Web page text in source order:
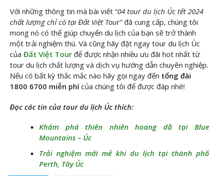
Với những thông tin mà bài viết “04 tour du lịch Úc tết 2024
chất lượng chỉ có tại Đất Việt Tour” đã cung cấp, chúng tôi
mong nó có thể giúp chuyến du lịch của bạn sẽ trở thành
một trải nghiệm thú. Và cũng hãy đặt ngay tour du lịch Úc
của Đất Việt Tour để được nhận nhiều ưu đãi hot nhất từ
tour du lịch chất lượng và dịch vụ hướng dẫn chuyên nghiệp.
Nếu có bất kỳ thắc mắc nào hãy gọi ngay đến tổng đài
1800 6700 miễn phí của chúng tôi để được đáp nhé!
Đọc các tin của tour du lịch Úc thích:
Khám phá thiên nhiên hoang dã tại Blue
Mountains – Úc
Trải nghiệm mới mẻ khi du lịch tại thành phố
Perth, Tây Úc